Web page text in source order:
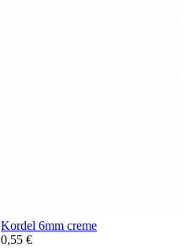
Kordel 6mm creme
0,55 €